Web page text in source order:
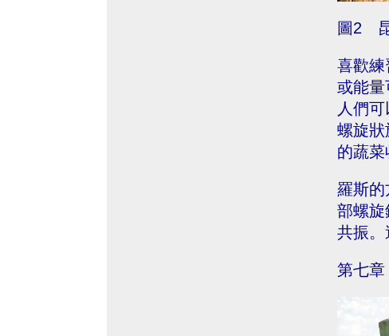
圖2 昆
喜歡
或能
人們
螺旋
的蔬菜
羅斯
部螺
共振。
第七章